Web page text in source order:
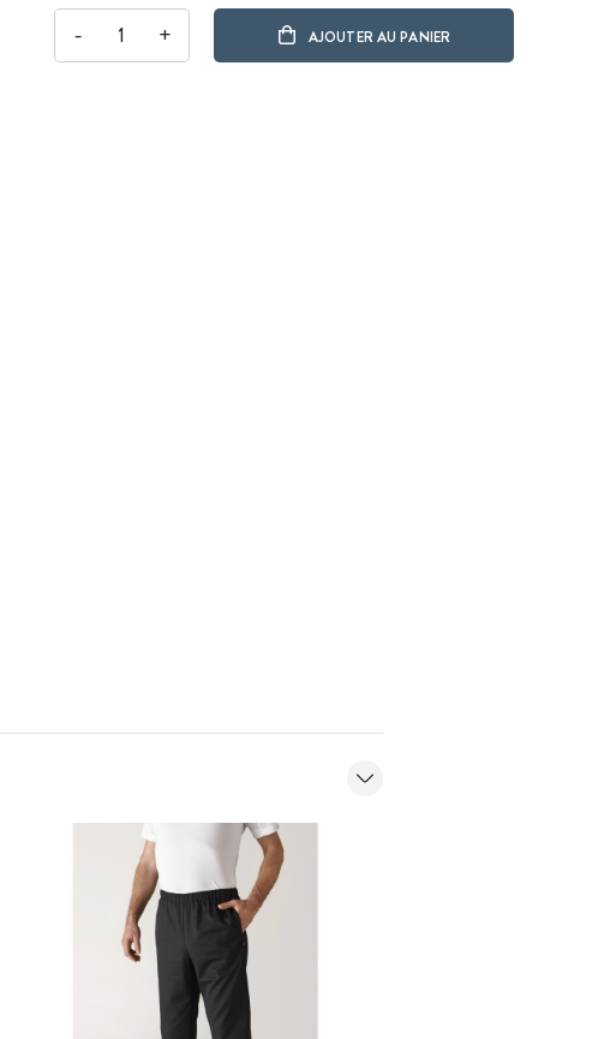
- + AJOUTER AU PANIER